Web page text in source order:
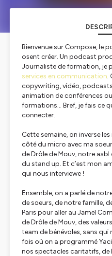
Bienvenue sur Compose, le
osent créer. Un podcast
Journaliste de formation, je
services en communication.
copywriting, vidéo,
animation de conférences
formations… Bref, je fais ce
connecter.
Cette semaine, on inverse
côté du micro avec ma
de Drôle de Mouv, notre
du stand up. Et c’est mon
qui nous interviewe !
Ensemble, on a parlé de
de soeurs, de notre famille,
Paris pour aller au Jamel
de Drôle de Mouv, des
team de bénévoles, sans qui
fois où on a programmé
nos spectacles caritatifs, de